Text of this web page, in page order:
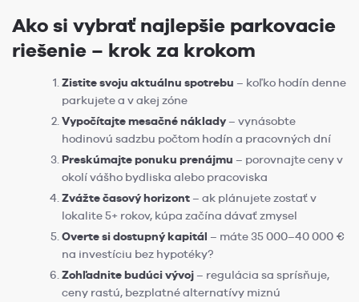
Ako si vybrať najlepšie parkovacie
riešenie – krok za krokom
Zistite svoju aktuálnu spotrebu – koľko hodín denne
parkujete a v akej zóne
Vypočítajte mesačné náklady– vynásobte
hodinovú sadzbu počtom hodín a pracovných dní
Preskúmajte ponuku prenájmu – porovnajte ceny v
okolí vášho bydliska alebo pracoviska
Zvážte časový horizont – ak plánujete zostať v
lokalite 5+ rokov, kúpa začína dávať zmysel
Overte si dostupný kapitál – máte 35 000–40 000 €
na investíciu bez hypotéky?
Zohľadnite budúci vývoj – regulácia sa sprísňuje,
ceny rastú, bezplatné alternatívy miznú